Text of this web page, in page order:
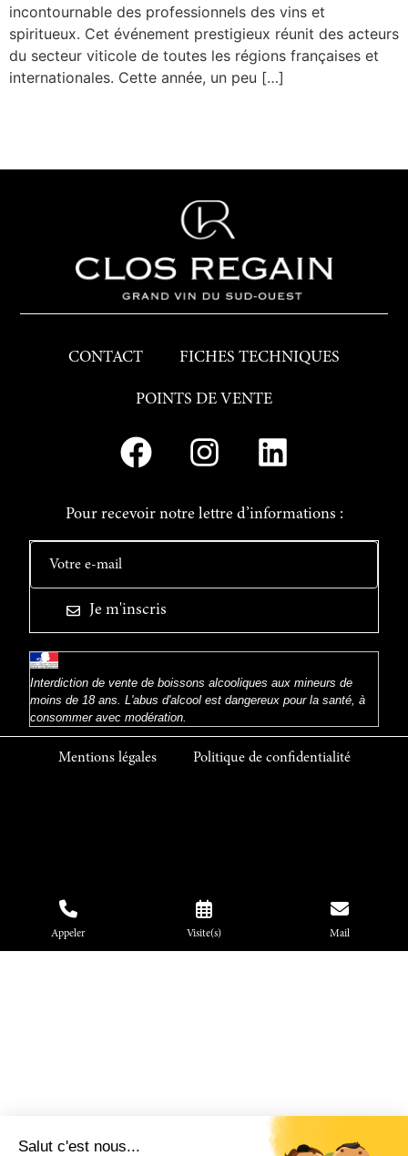
incontournable des professionnels des vins et
spiritueux. Cet événement prestigieux réunit des acteurs
du secteur viticole de toutes les régions françaises et
internationales. Cette année, un peu […]
CONTACT FICHES TECHNIQUES
POINTS DE VENTE
Pour recevoir notre lettre d’informations :
Je m'inscris
Interdiction de vente de boissons alcooliques aux mineurs de
moins de 18 ans. L'abus d'alcool est dangereux pour la santé, à
consommer avec modération.
Mentions légales Politique de confidentialité
Appeler Visite(s) Mail